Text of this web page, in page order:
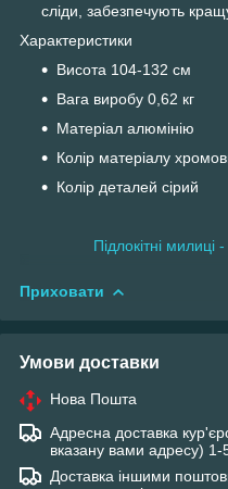
сліди, забезпечують
Характеристики
Висота 104-132 см
Вага виробу 0,62 кг
Матеріал алюмінію
Колір матеріалу
Колір деталей сірий
Підлокітні
Приховати
Умови доставки
Нова Пошта
Адресна доставка
вказану вами адресу) 1-5
Доставка іншими